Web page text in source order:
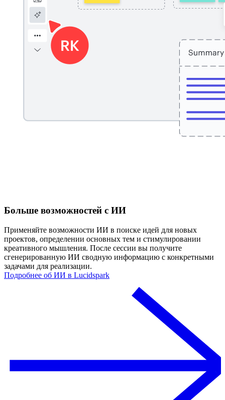
Больше возможностей с ИИ
Применяйте возможности ИИ в поиске идей для новых
проектов, определении основных тем и стимулировании
креативного мышления. После сессии вы получите
сгенерированную ИИ сводную информацию с конкретными
задачами для реализации.
Подробнее об ИИ в Lucidspark